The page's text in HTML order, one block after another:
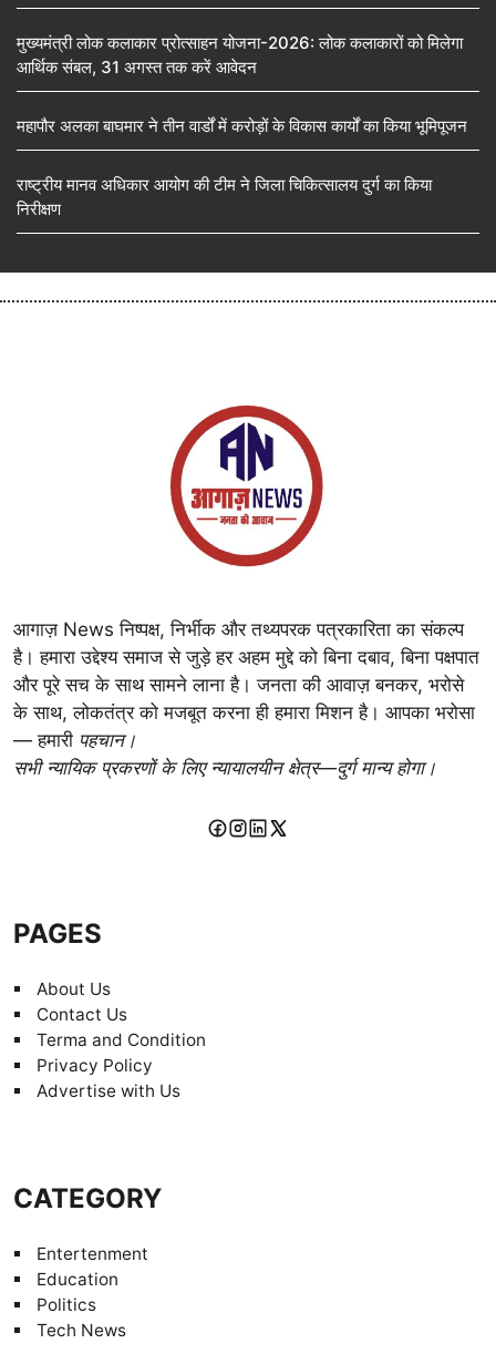
मुख्यमंत्री लोक कलाकार प्रोत्साहन योजना-2026: लोक कलाकारों को मिलेगा
आर्थिक संबल, 31 अगस्त तक करें आवेदन
महापौर अलका बाघमार ने तीन वार्डों में करोड़ों के विकास कार्यों का किया भूमिपूजन
राष्ट्रीय मानव अधिकार आयोग की टीम ने जिला चिकित्सालय दुर्ग का किया
निरीक्षण
आगाज़ News निष्पक्ष, निर्भीक और तथ्यपरक पत्रकारिता का संकल्प
है। हमारा उद्देश्य समाज से जुड़े हर अहम मुद्दे को बिना दबाव, बिना पक्षपात
और पूरे सच के साथ सामने लाना है। जनता की आवाज़ बनकर, भरोसे
के साथ, लोकतंत्र को मजबूत करना ही हमारा मिशन है। आपका भरोसा
— हमारी पहचान।
सभी न्यायिक प्रकरणों के लिए न्यायालयीन क्षेत्र—दुर्ग मान्य होगा।
PAGES
About Us
Contact Us
Terma and Condition
Privacy Policy
Advertise with Us
CATEGORY
Entertenment
Education
Politics
Tech News